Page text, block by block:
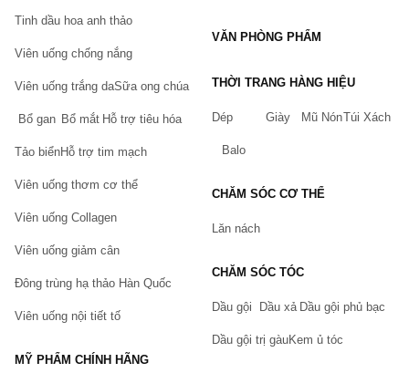
Tinh dầu hoa anh thảo
Viên uống chống nắng
Viên uống trắng daSữa ong chúa
Bổ gan Bổ mắt Hỗ trợ tiêu hóa
Tảo biểnHỗ trợ tim mạch
Viên uống thơm cơ thể
Viên uống Collagen
Viên uống giảm cân
Đông trùng hạ thảo Hàn Quốc
Viên uống nội tiết tố
MỸ PHẨM CHÍNH HÃNG
VĂN PHÒNG PHẨM
THỜI TRANG HÀNG HIỆU
Dép Giày Mũ NónTúi Xách
Balo
CHĂM SÓC CƠ THỂ
Lăn nách
CHĂM SÓC TÓC
Dầu gội Dầu xả Dầu gội phủ bạc
Dầu gội trị gàuKem ủ tóc